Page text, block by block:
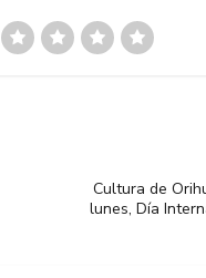
Cultura de
lunes, Día